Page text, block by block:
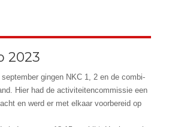
2023
september gingen NKC 1, 2 en de combi-
Hier had de activiteitencommissie een
en werd er met elkaar voorbereid op